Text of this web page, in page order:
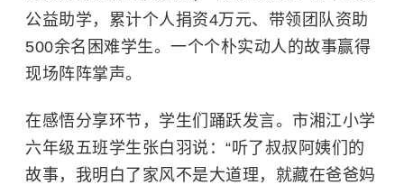
公益助学，累计个人捐资4万元、带领团队资助
500余名困难学生。一个个朴实动人的故事赢得
现场阵阵掌声。
在感悟分享环节，学生们踊跃发言。市湘江小学
六年级五班学生张白羽说：“听了叔叔阿姨们的
故事，我明白了家风不是大道理，就藏在爸爸妈